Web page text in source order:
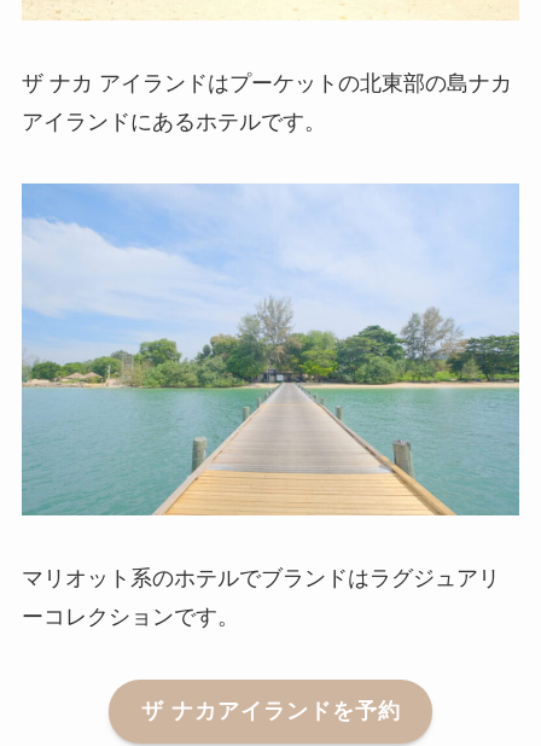
ザ ナカ アイランドはプーケットの北東部の島ナカ
アイランドにあるホテルです。
マリオット系のホテルでブランドはラグジュアリ
ーコレクションです。
ザ ナカアイランドを予約